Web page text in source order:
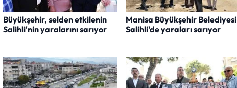
Büyükşehir, selden etkilenin
Salihli'nin yaralarını sarıyor
Manisa Büyükşehir Belediyesi
Salihli'de yaraları sarıyor